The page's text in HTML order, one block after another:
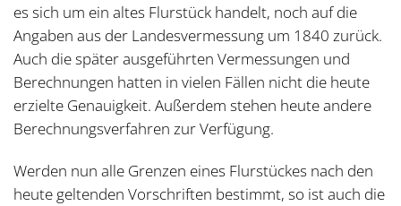
es sich um ein altes Flurstück handelt, noch auf die
Angaben aus der Landesvermessung um 1840 zurück.
Auch die später ausgeführten Vermessungen und
Berechnungen hatten in vielen Fällen nicht die heute
erzielte Genauigkeit. Außerdem stehen heute andere
Berechnungsverfahren zur Verfügung.
Werden nun alle Grenzen eines Flurstückes nach den
heute geltenden Vorschriften bestimmt, so ist auch die